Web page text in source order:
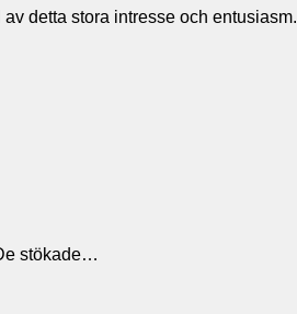
detta stora intresse och entusiasm.
stökade…